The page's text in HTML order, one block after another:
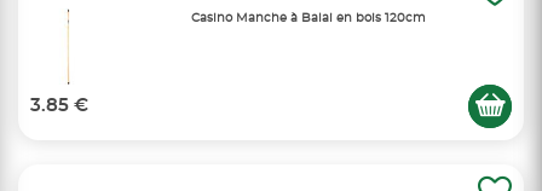
Casino Manche à Balai en bois 120cm
3.85 €